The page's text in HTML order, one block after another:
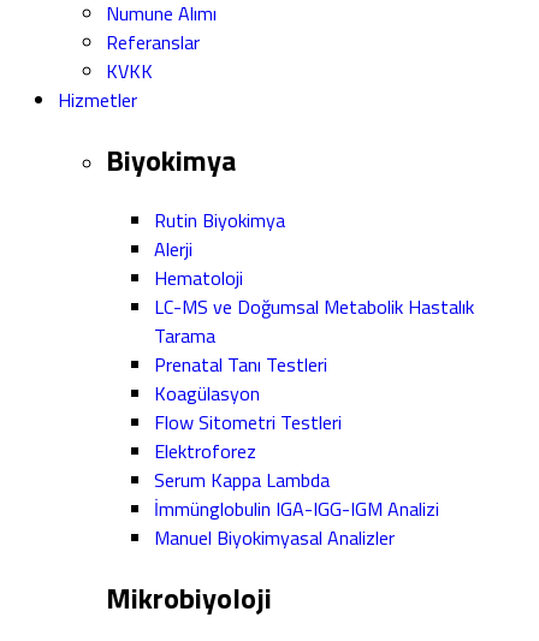
Numune Alımı
Referanslar
KVKK
Hizmetler
Biyokimya
Rutin Biyokimya
Alerji
Hematoloji
LC-MS ve Doğumsal Metabolik Hastalık
Tarama
Prenatal Tanı Testleri
Koagülasyon
Flow Sitometri Testleri
Elektroforez
Serum Kappa Lambda
İmmünglobulin IGA-IGG-IGM Analizi
Manuel Biyokimyasal Analizler
Mikrobiyoloji